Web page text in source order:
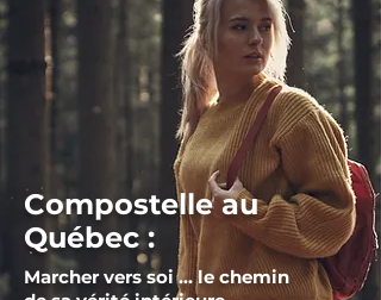
Compostelle au
Québec :
Marcher vers soi ... le chemin